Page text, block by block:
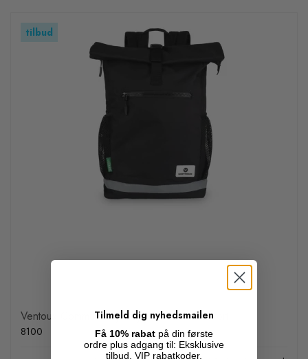
tilbud
Ventoux Commuter cykelrygsæk, 24 liter, sort
8100
Tilmeld dig nyhedsmailen
Få 10% rabat på din første
ordre plus adgang til: Eksklusive
tilbud, VIP rabatkoder,